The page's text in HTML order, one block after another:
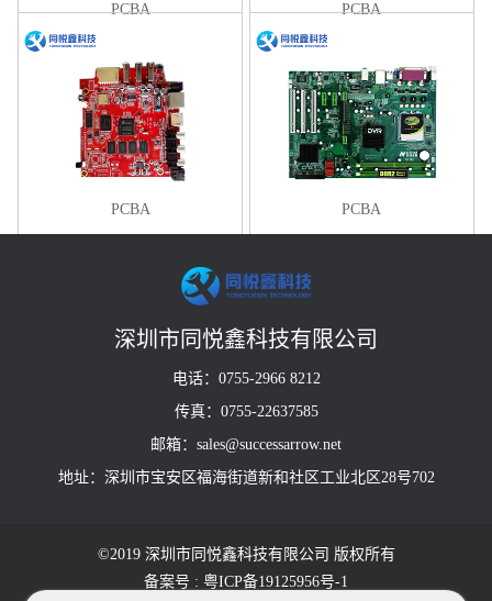
PCBA PCBA
PCBA PCBA
深圳市同悦鑫科技有限公司
电话：0755-2966 8212
传真：0755-22637585
邮箱：sales@successarrow.net
地址：深圳市宝安区福海街道新和社区工业北区28号702
©2019 深圳市同悦鑫科技有限公司 版权所有
备案号 : 粤ICP备19125956号-1